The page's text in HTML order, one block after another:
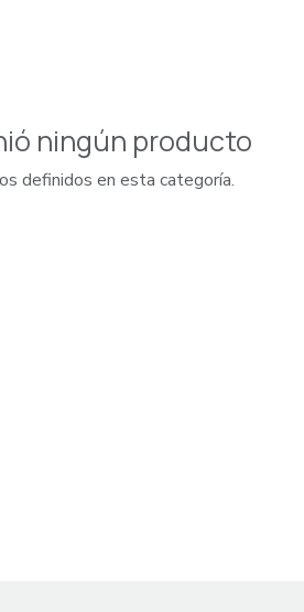
ningún producto
definidos en esta categoría.